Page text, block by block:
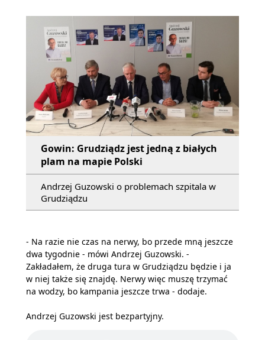
Gowin: Grudziądz jest jedną z białych
plam na mapie Polski
Andrzej Guzowski o problemach szpitala w
Grudziądzu
- Na razie nie czas na nerwy, bo przede mną jeszcze
dwa tygodnie - mówi Andrzej Guzowski. -
Zakładałem, że druga tura w Grudziądzu będzie i ja
w niej także się znajdę. Nerwy więc muszę trzymać
na wodzy, bo kampania jeszcze trwa - dodaje.
Andrzej Guzowski jest bezpartyjny.